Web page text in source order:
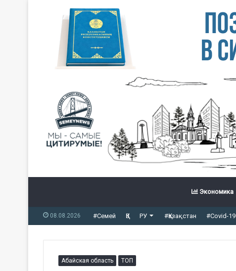
Экономика
08.08.2026 #Семей ҚЗ РУ #Қазақстан #Covid-19
Абайская область ТОП